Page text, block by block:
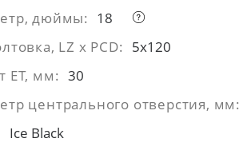
дюймы:
18
LZ x PCD:
5x120
ЕТ, мм: 30
центрального отверстия, мм:
Ice Black